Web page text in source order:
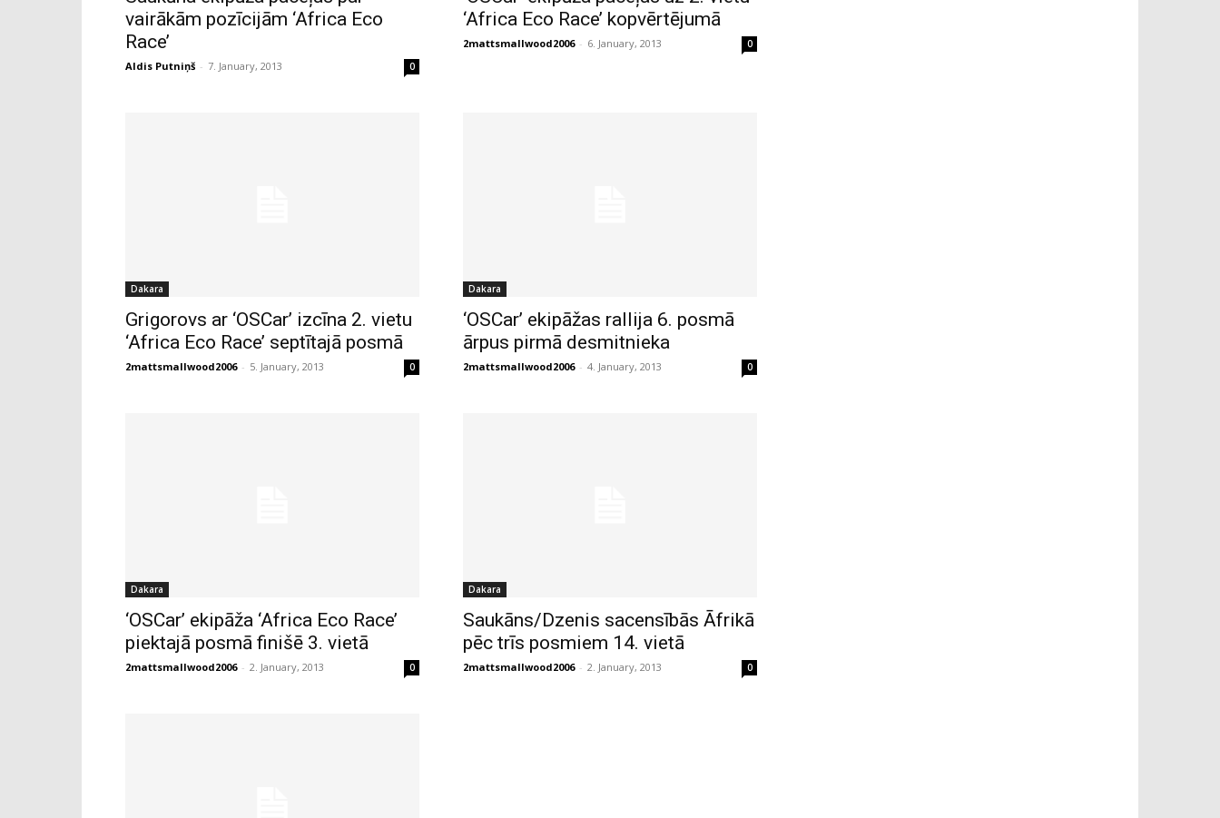
vairākām pozīcijām ‘Africa Eco
Race’
Aldis Putniņš - 7. January, 2013 0
‘Africa Eco Race’ kopvērtējumā
2mattsmallwood2006 - 6. January, 2013 0
Dakara
Grigorovs ar ‘OSCar’ izcīna 2. vietu
‘Africa Eco Race’ septītajā posmā
2mattsmallwood2006 - 5. January, 2013 0
Dakara
‘OSCar’ ekipāžas rallija 6. posmā
ārpus pirmā desmitnieka
2mattsmallwood2006 - 4. January, 2013 0
Dakara
‘OSCar’ ekipāža ‘Africa Eco Race’
piektajā posmā finišē 3. vietā
2mattsmallwood2006 - 2. January, 2013 0
Dakara
Saukāns/Dzenis sacensībās Āfrikā
pēc trīs posmiem 14. vietā
2mattsmallwood2006 - 2. January, 2013 0